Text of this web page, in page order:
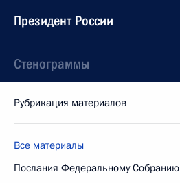
Президент России
Стенограммы
Рубрикация материалов
Все материалы
Послания Федеральному Собранию